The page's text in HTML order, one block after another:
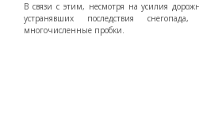
В связи с этим, несмотря на усилия
устранявших последствия
многочисленные пробки.